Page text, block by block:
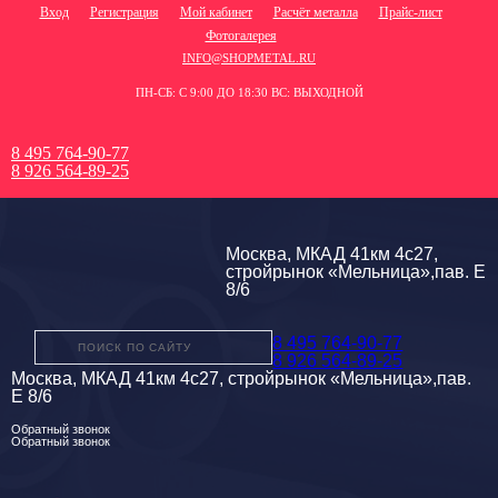
Вход Регистрация Мой кабинет Расчёт металла
Прайс-лист
Фотогалерея
INFO@SHOPMETAL.RU
ПН-СБ: С 9:00 ДО 18:30 ВС: ВЫХОДНОЙ
8 495 764-90-77
8 926 564-89-25
Москва, МКАД 41км 4с27,
стройрынок «Мельница»,пав. Е
8/6
8 495 764-90-77
8 926 564-89-25
Москва, МКАД 41км 4с27, стройрынок «Мельница»,пав.
Е 8/6
Обратный звонок
Обратный звонок